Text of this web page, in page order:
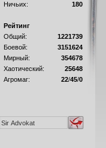
Ничьих:
180
Рейтинг
Общий:
1221739
Боевой:
3151624
Мирный:
354678
Хаотический:
25648
Агромаг:
22/45/0